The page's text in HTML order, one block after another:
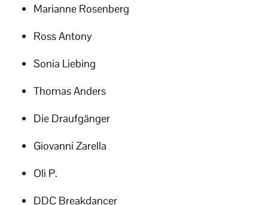
Marianne Rosenberg
Ross Antony
Sonia Liebing
Thomas Anders
Die Draufgänger
Giovanni Zarella
Oli P.
DDC Breakdancer